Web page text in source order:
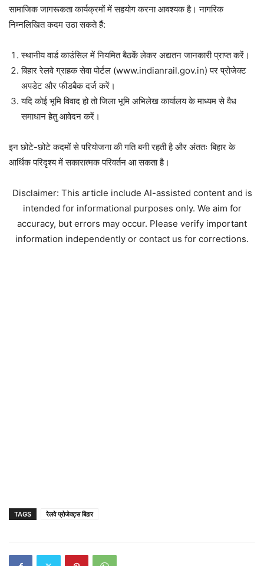
सामाजिक जागरूकता कार्यक्रमों में सहयोग करना आवश्यक है। नागरिक
निम्नलिखित कदम उठा सकते हैं:
स्थानीय वार्ड काउंसिल में नियमित बैठकें लेकर अद्यतन जानकारी प्राप्त करें।
बिहार रेलवे ग्राहक सेवा पोर्टल (www.indianrail.gov.in) पर प्रोजेक्ट
अपडेट और फीडबैक दर्ज करें।
यदि कोई भूमि विवाद हो तो जिला भूमि अभिलेख कार्यालय के माध्यम से वैध
समाधान हेतु आवेदन करें।
इन छोटे-छोटे कदमों से परियोजना की गति बनी रहती है और अंततः बिहार के
आर्थिक परिदृश्य में सकारात्मक परिवर्तन आ सकता है।
Disclaimer: This article include AI-assisted content and is
intended for informational purposes only. We aim for
accuracy, but errors may occur. Please verify important
information independently or contact us for corrections.
TAGS रेलवे प्रोजेक्ट्स बिहार